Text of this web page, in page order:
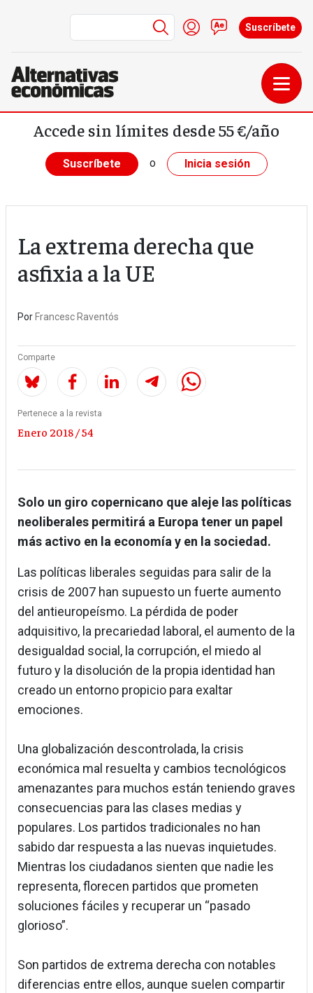
Pasar al contenido principal
Menú de cuenta de
Iniciar sesión
Contacto
Suscríbete
Accede sin límites desde 55 €/año
Suscríbete o Inicia sesión
La extrema derecha que
asfixia a la UE
Por Francesc Raventós
Comparte
Pertenece a la revista
Enero 2018 / 54
Solo un giro copernicano que aleje las políticas
neoliberales permitirá a Europa tener un papel
más activo en la economía y en la sociedad​.
Las políticas liberales seguidas para salir de la
crisis de 2007 han supuesto un fuerte aumento
del antieuropeísmo. La pérdida de poder
adquisitivo, la precariedad laboral, el aumento de la
desigualdad social, la corrupción, el miedo al
futuro y la disolución de la propia identidad han
creado un entorno propicio para exaltar
emociones.
Una globalización descontrolada, la crisis
económica mal resuelta y cambios tecnológicos
amenazantes para muchos están teniendo graves
consecuencias para las clases medias y
populares. Los partidos tradicionales no han
sabido dar respuesta a las nuevas inquietudes.
Mientras los ciudadanos sienten que nadie les
representa, florecen partidos que prometen
soluciones fáciles y recuperar un “pasado
glorioso”.
Son partidos de extrema derecha con notables
diferencias entre ellos, aunque suelen compartir